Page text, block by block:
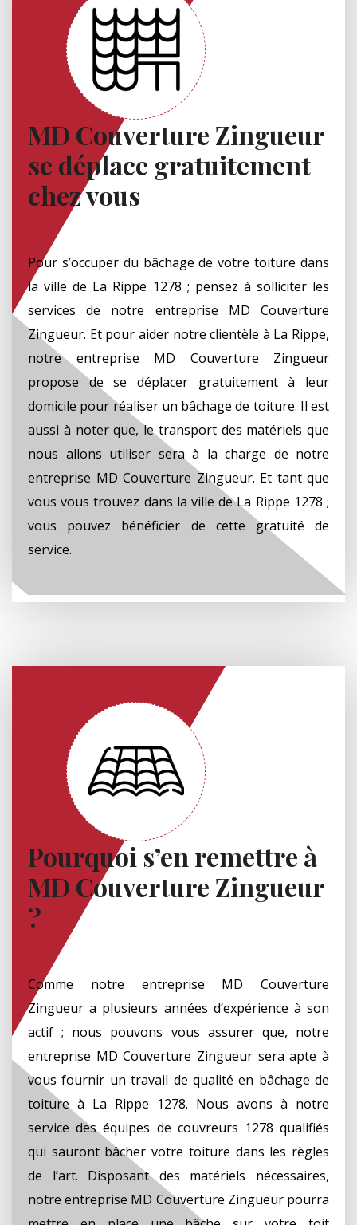
MD Couverture Zingueur
se déplace gratuitement
chez vous
Pour s’occuper du bâchage de votre toiture dans
la ville de La Rippe 1278 ; pensez à solliciter les
services de notre entreprise MD Couverture
Zingueur. Et pour aider notre clientèle à La Rippe,
notre entreprise MD Couverture Zingueur
propose de se déplacer gratuitement à leur
domicile pour réaliser un bâchage de toiture. Il est
aussi à noter que, le transport des matériels que
nous allons utiliser sera à la charge de notre
entreprise MD Couverture Zingueur. Et tant que
vous vous trouvez dans la ville de La Rippe 1278 ;
vous pouvez bénéficier de cette gratuité de
service.
Pourquoi s’en remettre à
MD Couverture Zingueur
?
Comme notre entreprise MD Couverture
Zingueur a plusieurs années d’expérience à son
actif ; nous pouvons vous assurer que, notre
entreprise MD Couverture Zingueur sera apte à
vous fournir un travail de qualité en bâchage de
toiture à La Rippe 1278. Nous avons à notre
service des équipes de couvreurs 1278 qualifiés
qui sauront bâcher votre toiture dans les règles
de l’art. Disposant des matériels nécessaires,
notre entreprise MD Couverture Zingueur pourra